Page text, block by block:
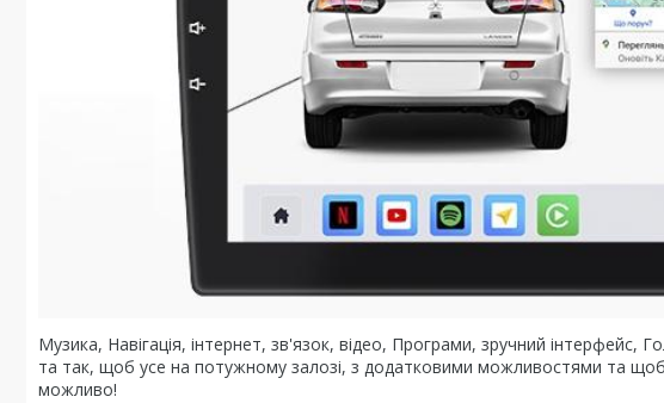
Музика, Навігація, інтернет, зв'язок, відео, Програми, зручний інтерфейс,
та так, щоб усе на потужному залозі, з додатковими можливостями та
можливо!